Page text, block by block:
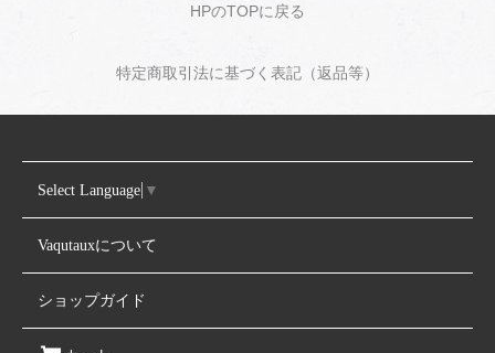
HPのTOPに戻る
特定商取引法に基づく表記（返品等）
Select Language ▼
Vaqutauxについて
ショップガイド